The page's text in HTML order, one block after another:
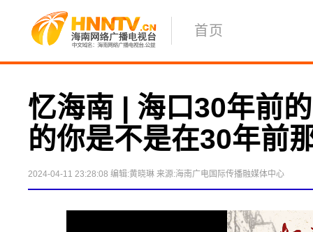
首页
忆海南 | 海口30年前
的你是不是在30年前
2024-04-11 23:28:08 编辑:黄晓琳 来源:海南广电国际传播融媒体中心